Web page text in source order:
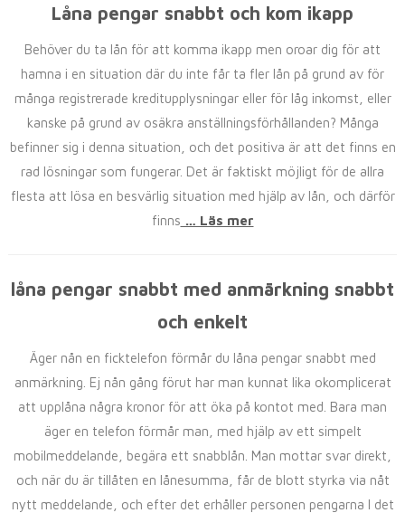
Låna pengar snabbt och kom ikapp
Behöver du ta lån för att komma ikapp men oroar dig för att
hamna i en situation där du inte får ta fler lån på grund av för
många registrerade kreditupplysningar eller för låg inkomst, eller
kanske på grund av osäkra anställningsförhållanden? Många
befinner sig i denna situation, och det positiva är att det finns en
rad lösningar som fungerar. Det är faktiskt möjligt för de allra
flesta att lösa en besvärlig situation med hjälp av lån, och därför
finns … Läs mer
låna pengar snabbt med anmärkning snabbt
och enkelt
Äger nån en ficktelefon förmår du låna pengar snabbt med
anmärkning. Ej nån gång förut har man kunnat lika okomplicerat
att upplåna några kronor för att öka på kontot med. Bara man
äger en telefon förmår man, med hjälp av ett simpelt
mobilmeddelande, begära ett snabblån. Man mottar svar direkt,
och när du är tillåten en lånesumma, får de blott styrka via nåt
nytt meddelande, och efter det erhåller personen pengarna I det